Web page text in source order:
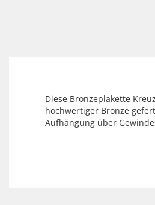
Diese Bronzeplakette
hochwertiger Bronze
Aufhängung über